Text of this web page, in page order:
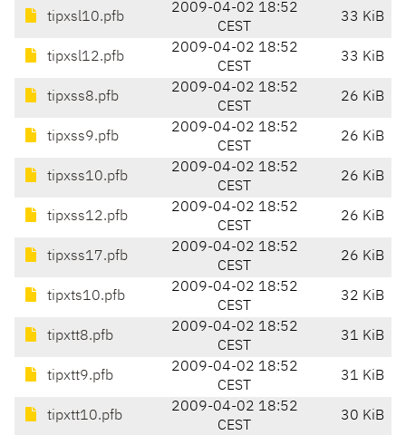
tipxsl10.pfb
2009-04-02 18:52
CEST
33 KiB
tipxsl12.pfb
2009-04-02 18:52
CEST
33 KiB
tipxss8.pfb
2009-04-02 18:52
CEST
26 KiB
tipxss9.pfb
2009-04-02 18:52
CEST
26 KiB
tipxss10.pfb
2009-04-02 18:52
CEST
26 KiB
tipxss12.pfb
2009-04-02 18:52
CEST
26 KiB
tipxss17.pfb
2009-04-02 18:52
CEST
26 KiB
tipxts10.pfb
2009-04-02 18:52
CEST
32 KiB
tipxtt8.pfb
2009-04-02 18:52
CEST
31 KiB
tipxtt9.pfb
2009-04-02 18:52
CEST
31 KiB
tipxtt10.pfb
2009-04-02 18:52
CEST
30 KiB